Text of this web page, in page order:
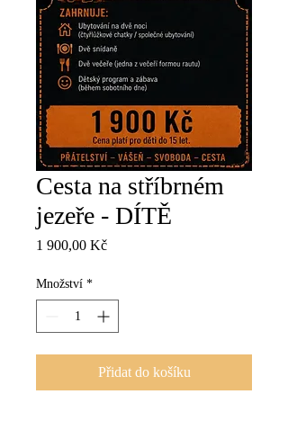
Cesta na stříbrném
jezeře - DÍTĚ
1 900,00 KčCena
Množství *
Přidat do košíku